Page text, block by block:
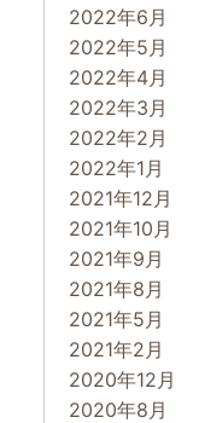
2022年6月
2022年5月
2022年4月
2022年3月
2022年2月
2022年1月
2021年12月
2021年10月
2021年9月
2021年8月
2021年5月
2021年2月
2020年12月
2020年8月